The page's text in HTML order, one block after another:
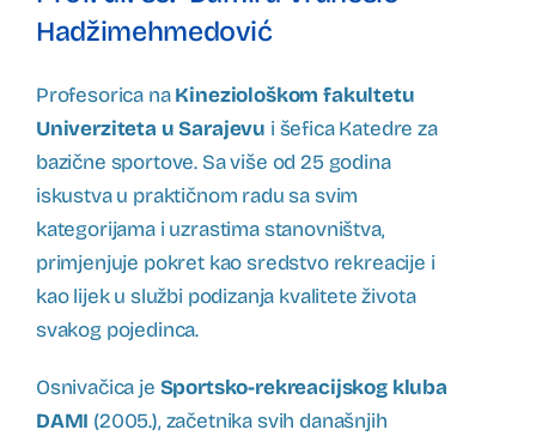
Hadžimehmedović
Profesorica naKineziološkom fakultetu
Univerziteta u Sarajevu i šefica Katedre za
bazične sportove. Sa više od 25 godina
iskustva u praktičnom radu sa svim
kategorijama i uzrastima stanovništva,
primjenjuje pokret kao sredstvo rekreacije i
kao lijek u službi podizanja kvalitete života
svakog pojedinca.
Osnivačica je Sportsko-rekreacijskog kluba
DAMI (2005.), začetnika svih današnjih